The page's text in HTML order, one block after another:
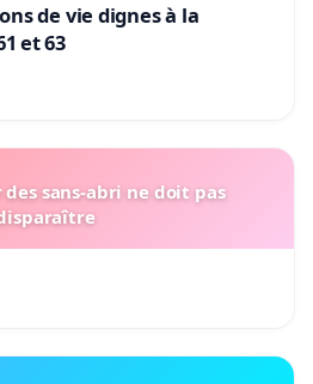
de vie dignes à la
et 63
sans-abri ne doit pas